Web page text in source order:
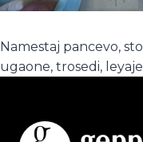
Namestaj pancevo,
ugaone, trosedi,